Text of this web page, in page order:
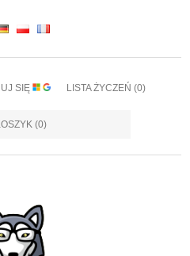
SIĘ LISTA ŻYCZEŃ (0)
(0)